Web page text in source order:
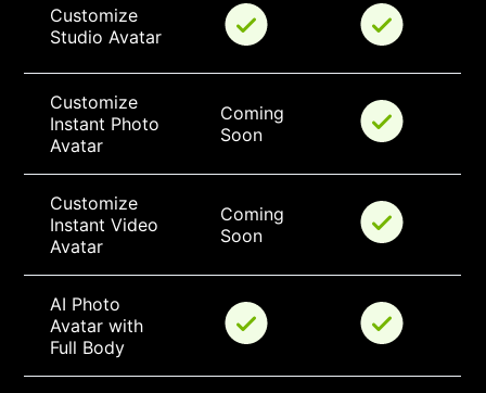
Customize
Studio Avatar
Customize
Instant Photo
Avatar
Coming
Soon
Customize
Instant Video
Avatar
Coming
Soon
AI Photo
Avatar with
Full Body